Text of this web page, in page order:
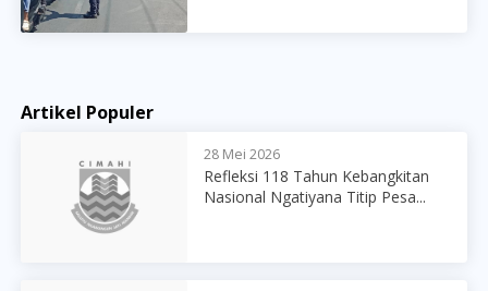
Artikel Populer
28 Mei 2026
Refleksi 118 Tahun Kebangkitan
Nasional Ngatiyana Titip Pesa...